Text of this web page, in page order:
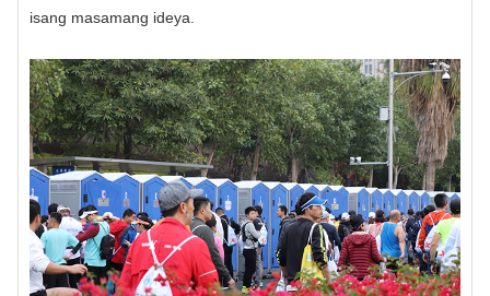
isang masamang ideya.